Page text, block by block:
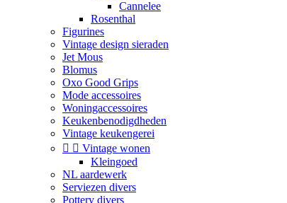
Cannelee
Rosenthal
Figurines
Vintage design sieraden
Jet Mous
Blomus
Oxo Good Grips
Mode accessoires
Woningaccessoires
Keukenbenodigdheden
Vintage keukengerei
  Vintage wonen
Kleingoed
NL aardewerk
Serviezen divers
Pottery divers